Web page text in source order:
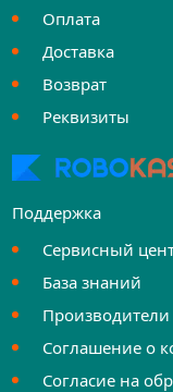
Оплата
Доставка
Возврат
Реквизиты
Поддержка
Сервисный
База знаний
Производители
Соглашение о
Согласие на